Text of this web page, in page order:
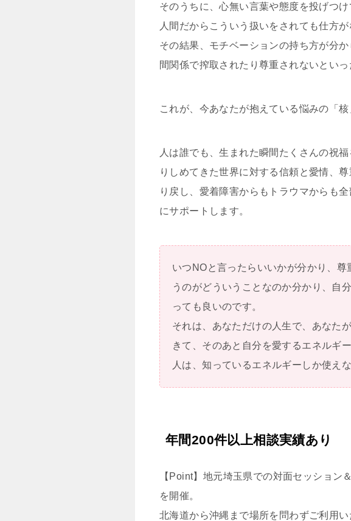
そのうちに、心無い言葉や態度を投げつ
人間だからこういう扱いをされても仕方
その結果、モチベーションの持ち方が分
間関係で搾取されたり尊重されないとい
これが、今あなたが抱えている悩みの「核
人は誰でも、生まれた瞬間たくさんの祝
りしめてきた世界に対する信頼と愛情、
り戻し、愛着障害からもトラウマからも
にサポートします。
いつNOと言ったらいいかが分かり、
うのがどういうことなのか分かり、自
っても良いのです。
それは、あなただけの人生で、あなた
きて、そのあと自分を愛するエネルギ
人は、知っているエネルギーしか使え
年間200件以上相談実績あり
【Point】地元埼玉県での対面セッショ
を開催。
北海道から沖縄まで場所を問わずご利用い